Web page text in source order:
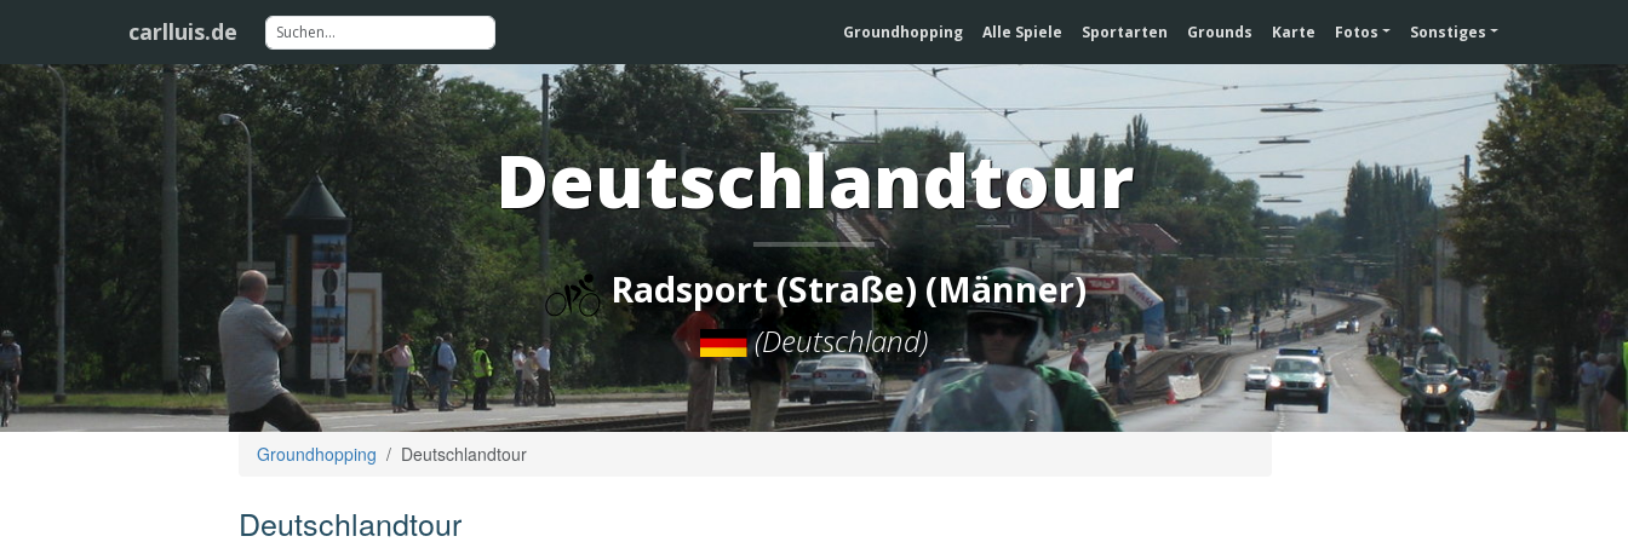
carlluis.de Groundhopping Alle Spiele Sportarten Grounds Karte Fotos Sonstiges
Deutschlandtour
Radsport (Straße) (Männer)
(Deutschland)
Groundhopping Deutschlandtour
Deutschlandtour